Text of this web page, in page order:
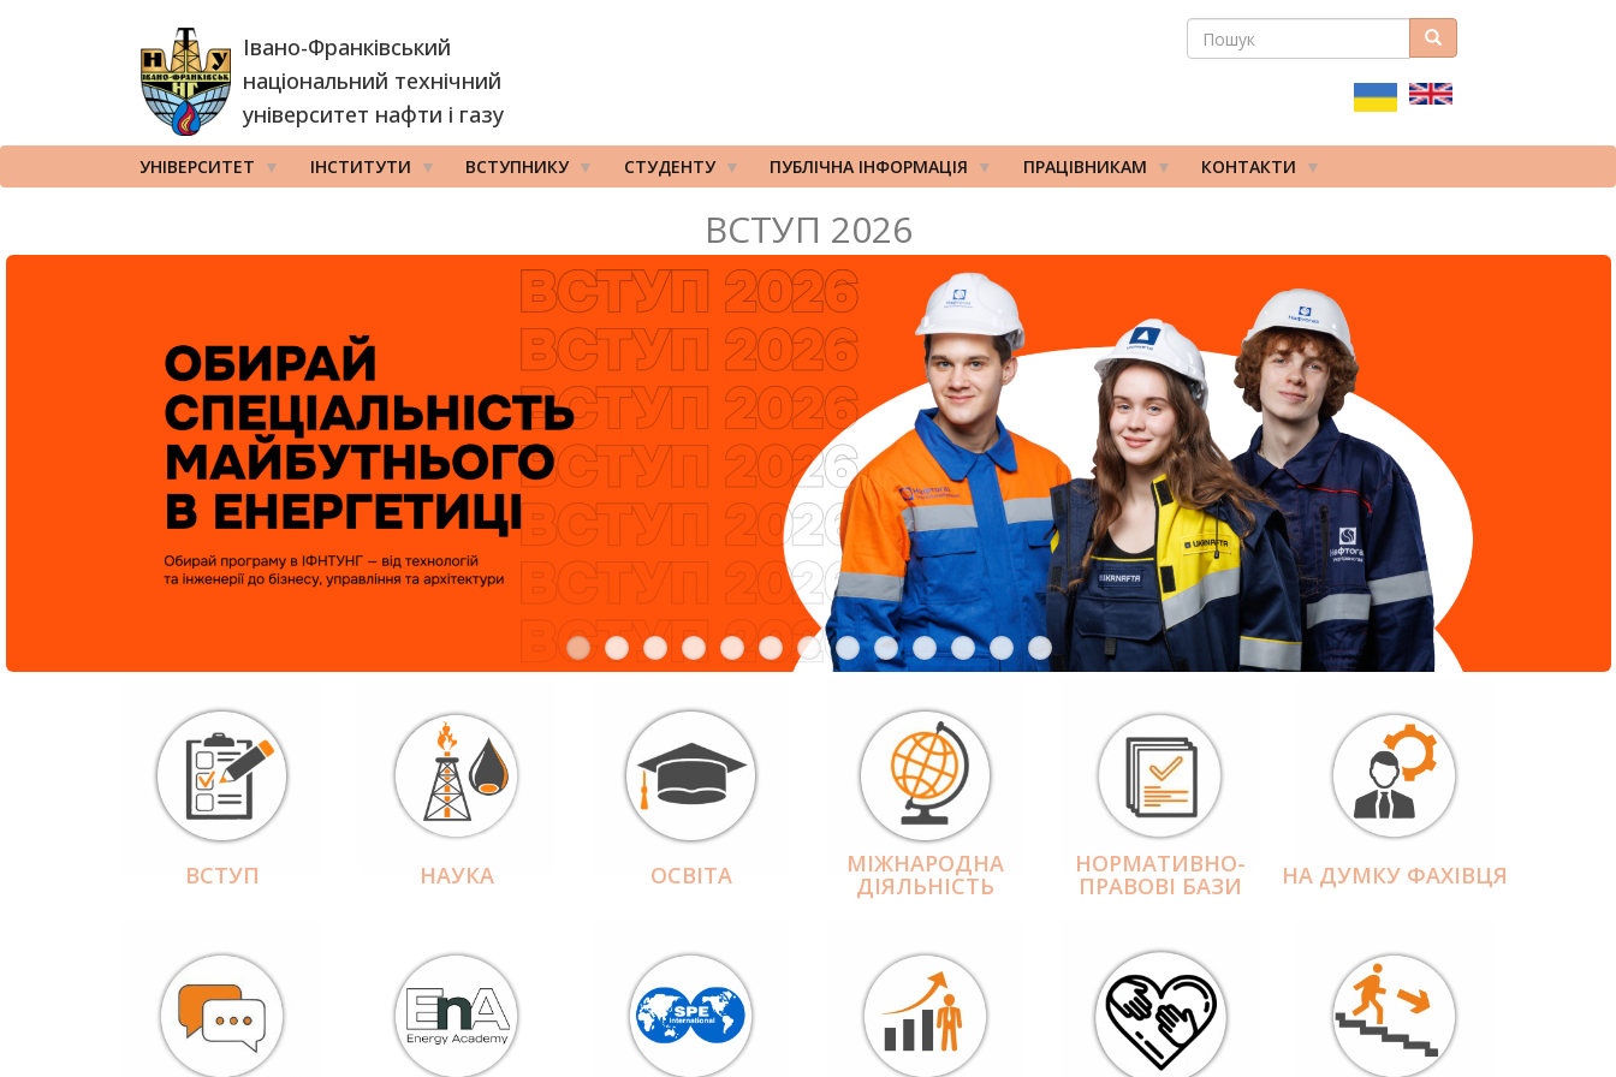
Івано-Франківський
національний технічний
університет нафти і газу
ПОШУКОВА
ПОШУК Пошук
УНІВЕРСИТЕТ ІНСТИТУТИ ВСТУПНИКУ СТУДЕНТУ ПУБЛІЧНА ІНФОРМАЦІЯ ПРАЦІВНИКАМ КОНТАКТИ
ВСТУП 2026
ВСТУП НАУКА ОСВІТА МІЖНАРОДНА
ДІЯЛЬНІCТЬ
НОРМАТИВНО-
ПРАВОВІ БАЗИ НА ДУМКУ ФАХІВЦЯ